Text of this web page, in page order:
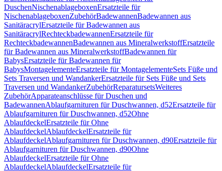
DuschenNischenablageboxenErsatzteile für
NischenablageboxenZubehörBadewannenBadewannen aus
SanitäracrylErsatzteile für Badewannen aus
SanitäracrylRechteckbadewannenErsatzteile für
RechteckbadewannenBadewannen aus MineralwerkstoffErsatzteile
für Badewannen aus MineralwerkstoffBadewannen für
BabysErsatzteile für Badewannen für
BabysMontagelementeErsatzteile für MontagelementeSets Füße und
Sets Traversen und WandankerErsatzteile für Sets Füße und Sets
Traversen und WandankerZubehörReparatursetsWeiteres
ZubehörApparateanschlüsse für Duschen und
BadewannenAblaufgarnituren für Duschwannen, d52Ersatzteile für
Ablaufgarnituren für Duschwannen, d52Ohne
AblaufdeckelErsatzteile für Ohne
AblaufdeckelAblaufdeckelErsatzteile für
AblaufdeckelAblaufgarnituren für Duschwannen, d90Ersatzteile für
Ablaufgarnituren für Duschwannen, d90Ohne
AblaufdeckelErsatzteile für Ohne
AblaufdeckelAblaufdeckelErsatzteile für